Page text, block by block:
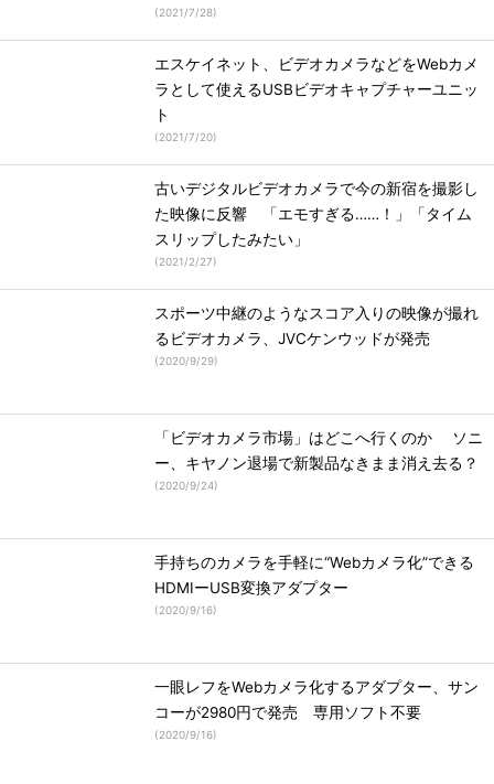
(2021/7/28)
エスケイネット、ビデオカメラなどをWebカメ
ラとして使えるUSBビデオキャプチャーユニッ
ト
(2021/7/20)
古いデジタルビデオカメラで今の新宿を撮影し
た映像に反響 「エモすぎる……！」「タイム
スリップしたみたい」
(2021/2/27)
スポーツ中継のようなスコア入りの映像が撮れ
るビデオカメラ、JVCケンウッドが発売
(2020/9/29)
「ビデオカメラ市場」はどこへ行くのか ソニ
ー、キヤノン退場で新製品なきまま消え去る？
(2020/9/24)
手持ちのカメラを手軽に“Webカメラ化”できる
HDMIーUSB変換アダプター
(2020/9/16)
一眼レフをWebカメラ化するアダプター、サン
コーが2980円で発売 専用ソフト不要
(2020/9/16)